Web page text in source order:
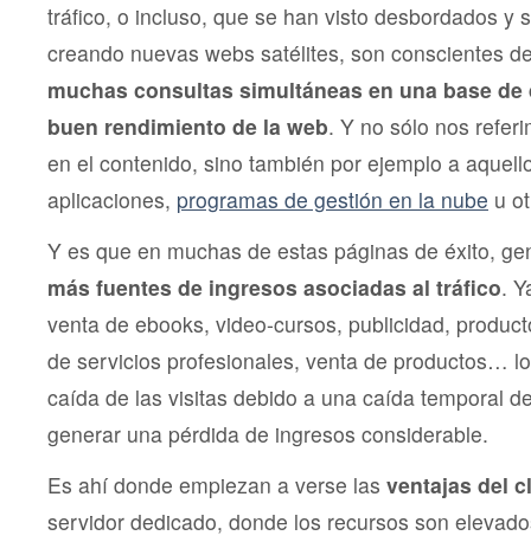
tráfico, o incluso, que se han visto desbordados y
creando nuevas webs satélites, son conscientes
muchas consultas simultáneas en una base
buen rendimiento de la web. Y no sólo nos
en el contenido, sino también por ejemplo a
aplicaciones, programas de gestión en la nube u
Y es que en muchas de estas páginas de éxito,
más fuentes de ingresos asociadas al tráfico.
venta de ebooks, video-cursos, publicidad,
de servicios profesionales, venta de productos…
caída de las visitas debido a una caída temporal
generar una pérdida de ingresos considerable.
Es ahí donde empiezan a verse las ventajas del
servidor dedicado, donde los recursos son